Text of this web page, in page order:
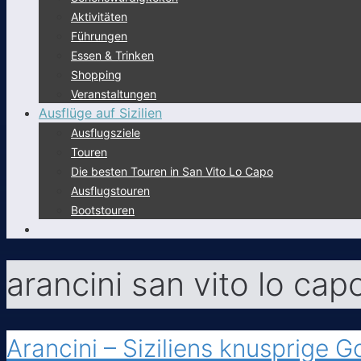
Aktivitäten
Führungen
Essen & Trinken
Shopping
Veranstaltungen
Ausflüge auf Sizilien
Ausflugsziele
Touren
Die besten Touren in San Vito Lo Capo
Ausflugstouren
Bootstouren
arancini san vito lo
Arancini – Siziliens knusprige